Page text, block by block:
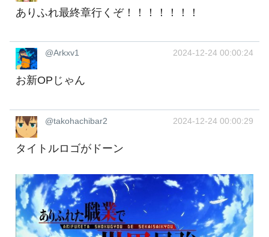
ありふれ最終章行くぞ！！！！！！！
@Arkxv1 2024-12-24 00:00:24
お新OPじゃん
@takohachibar2 2024-12-24 00:00:29
タイトルロゴがドーン